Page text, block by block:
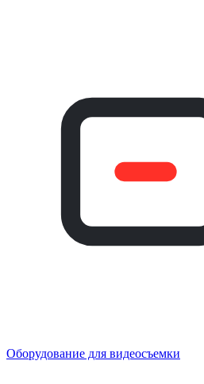
Оборудование для видеосъемки